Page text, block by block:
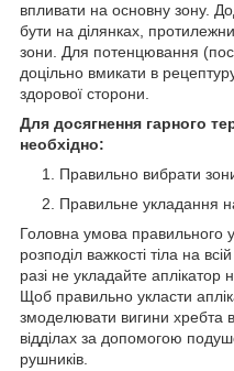
впливати на основну зону.
бути на ділянках,
зони. Для потенцювання
доцільно вмикати в
здорової сторони.
Для досягнення гарного
необхідно:
Правильно вибрати
Правильне укладання
Головна умова правильного
розподіл важкості тіла на
разі не укладайте
Щоб правильно укласти
змоделювати вигини хребта
відділах за допомогою
рушників.